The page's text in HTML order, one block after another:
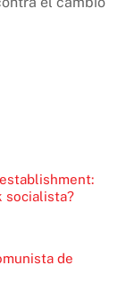
socialista?
de